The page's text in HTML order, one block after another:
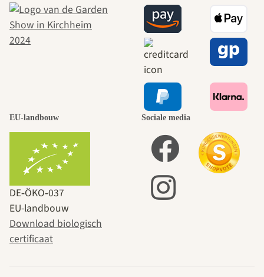
EU-landbouw
DE‑ÖKO‑037
EU-landbouw
Download biologisch
certificaat
Sociale media